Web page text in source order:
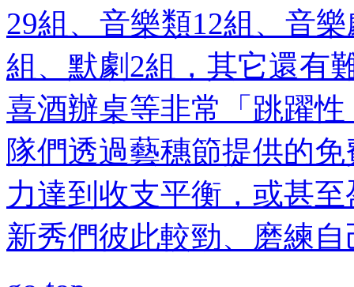
29組、音樂類12組、音
組、默劇2組，其它還有
喜酒辦桌等非常「跳躍
隊們透過藝穗節提供的
力達到收支平衡，或甚
新秀們彼此較勁、磨練